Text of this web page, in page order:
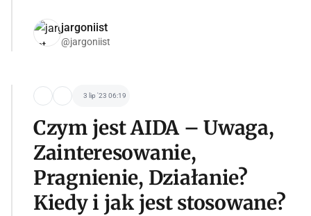
jargoniist
@jargoniist
3 lip '23 06:19
Czym jest AIDA – Uwaga,
Zainteresowanie,
Pragnienie, Działanie?
Kiedy i jak jest stosowane?